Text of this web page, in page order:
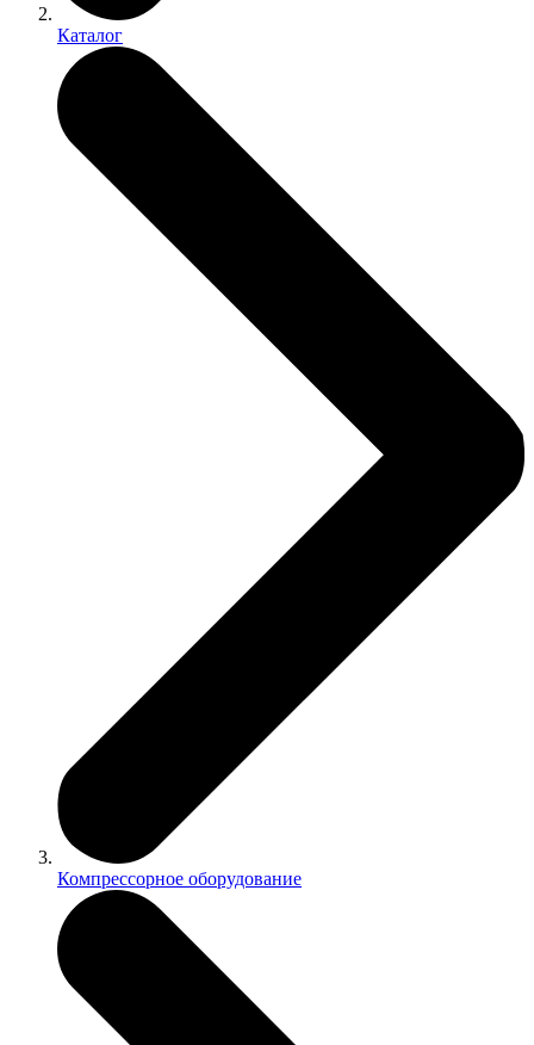
Каталог
Компрессорное оборудование